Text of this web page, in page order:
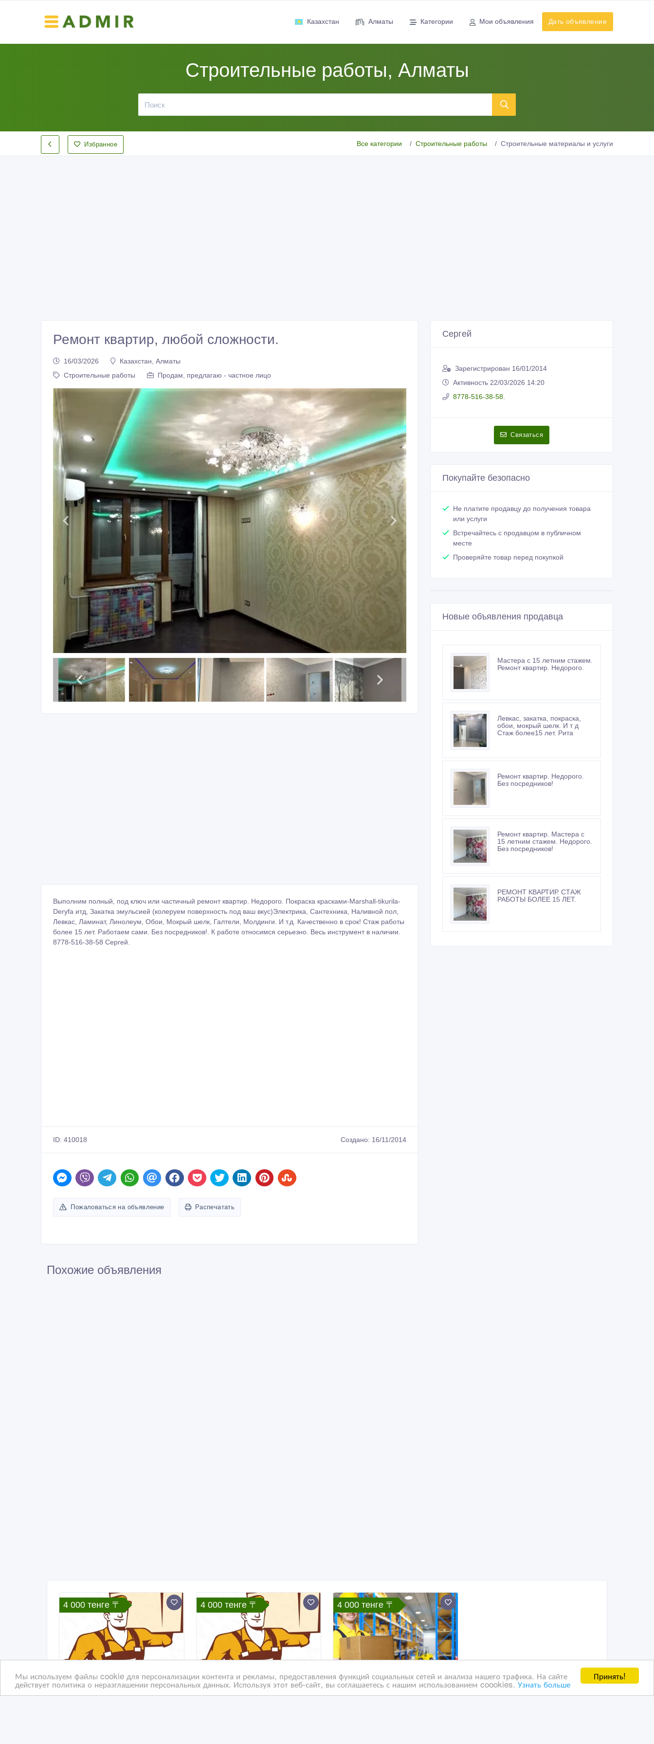
Принять!
Мы используем файлы cookie для персонализации контента и рекламы, предоставления функций социальных сетей и анализа нашего трафика. На сайте
действует политика о неразглашении персональных данных. Используя этот веб-сайт, вы соглашаетесь с нашим использованием coookies.Узнать больше
Казахстан Алматы Категории Мои объявления Дать объявление
Строительные работы, Алматы
Избранное Все категории Строительные работы Строительные материалы и услуги
Ремонт квартир, любой сложности.
16/03/2026
Казахстан, Алматы
Строительные работы
Продам, предлагаю - частное лицо
Выполним полный, под ключ или частичный ремонт квартир. Недорого. Покраска красками-Marshall-tikurila-
Deryfa итд, Закатка эмульсией (колеруем поверхность под ваш вкус)Электрика, Сантехника, Наливной пол,
Левкас, Ламинат, Линолеум, Обои, Мокрый шелк, Галтели, Молдинги. И т.д. Качественно в срок! Стаж работы
более 15 лет. Работаем сами. Без посредников!. К работе относимся серьезно. Весь инструмент в наличии.
8778-516-38-58 Сергей.
ID: 410018 Создано: 16/11/2014
Пожаловаться на объявление Распечатать
Сергей
Зарегистрирован 16/01/2014
Активность 22/03/2026 14:20
8778-516-38-58.
Связаться
Покупайте безопасно
Не платите продавцу до получения товара
или услуги
Встречайтесь с продавцом в публичном
месте
Проверяйте товар перед покупкой
Новые объявления продавца
Мастера с 15 летним стажем.
Ремонт квартир. Недорого.
Левкас, закатка, покраска,
обои, мокрый шелк. И т д
Стаж более15 лет. Рита
Ремонт квартир. Недорого.
Без посредников!
Ремонт квартир. Мастера с
15 летним стажем. Недорого.
Без посредников!
РЕМОНТ КВАРТИР. СТАЖ
РАБОТЫ БОЛЕЕ 15 ЛЕТ.
Похожие объявления
4 000 тенге 〒 4 000 тенге 〒 4 000 тенге 〒